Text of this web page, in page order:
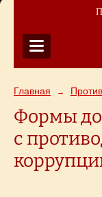
Главная →
Формы
с